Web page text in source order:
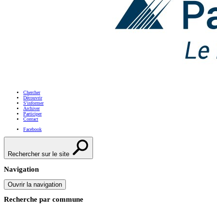
Chercher
Découvrir
S'informer
Archiver
Participer
Contact
Facebook
Rechercher sur le site
Navigation
Ouvrir la navigation
Recherche par commune